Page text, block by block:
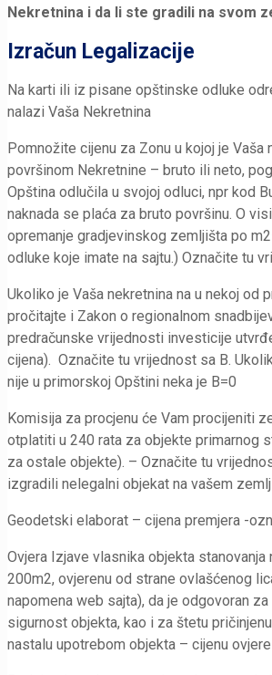
Nekretnina i da li ste gradili na svom
Izračun Legalizacije
Na karti ili iz pisane opštinske odluke
nalazi Vaša Nekretnina
Pomnožite cijenu za Zonu u kojoj je Vaša
površinom Nekretnine – bruto ili neto,
Opština odlučila u svojoj odluci, npr kod
naknada se plaća za bruto površinu. O
opremanje gradjevinskog zemljišta po
odluke koje imate na sajtu.) Označite tu
Ukoliko je Vaša nekretnina na u nekoj od
pročitajte i Zakon o regionalnom
predračunske vrijednosti investicije
cijena). Označite tu vrijednost sa B.
nije u primorskoj Opštini neka je B=0
Komisija za procjenu će Vam procijeniti
otplatiti u 240 rata za objekte primarnog
za ostale objekte). – Označite tu
izgradili nelegalni objekat na vašem
Geodetski elaborat – cijena premjera -
Ovjera Izjave vlasnika objekta stanovanja
200m2, ovjerenu od strane ovlašćenog
napomena web sajta), da je odgovoran
sigurnost objekta, kao i za štetu
nastalu upotrebom objekta – cijenu